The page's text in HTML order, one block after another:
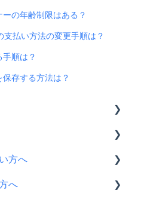
ーの年齢制限はある？
支払い方法の変更手順は？
手順は？
保存する方法は？
約について
について
問
方へ
前に
へ